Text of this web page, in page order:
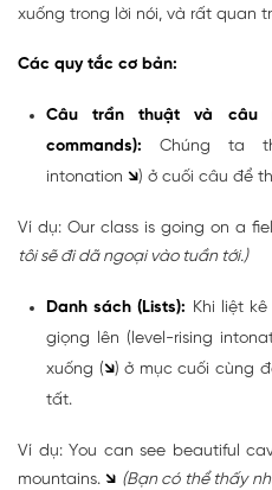
xuống trong lời nói, và rất quan
Các quy tắc cơ bản:
Câu trần thuật và câu
commands): Chúng ta
intonation ↘) ở cuối câu để
Ví dụ: Our class is going on a
tôi sẽ đi dã ngoại vào tuần tới.)
Danh sách (Lists): Khi liệt
giọng lên (level-rising
xuống (↘) ở mục cuối cùng
tất.
Ví dụ: You can see beautiful
mountains.↘ (Bạn có thể thấy